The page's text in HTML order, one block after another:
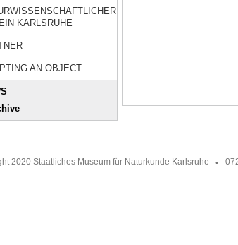
KARLSRUHE
AN OBJECT
2020 Staatliches Museum für Naturkunde Karlsruhe